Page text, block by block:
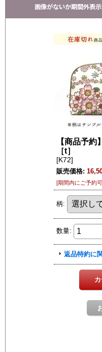
画像がないか期間外表